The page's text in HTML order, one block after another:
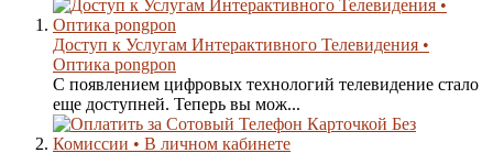
Доступ к Услугам Интерактивного Телевидения •
Оптика pongpon
С появлением цифровых технологий телевидение стало
еще доступней. Теперь вы мож...